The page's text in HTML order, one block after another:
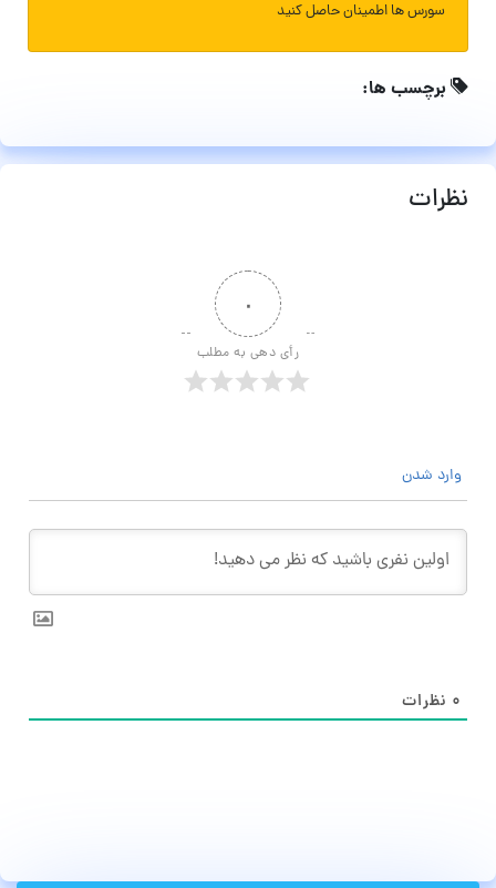
سورس ها اطمینان حاصل کنید
برچسب ها:
نظرات
۰
رأی دهی به مطلب
وارد شدن
۰ نظرات